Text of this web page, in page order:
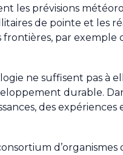
les prévisions
de pointe et
par exemple
ne suffisent pas à
durable.
des
d’organismes